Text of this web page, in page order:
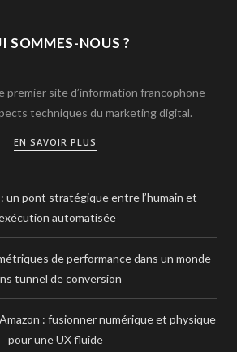
SOMMES-NOUS ?
premier site d’information francophone
techniques du marketing digital.
EN SAVOIR PLUS
: un pont stratégique entre l’humain et
automatisée
de performance dans un monde
tunnel de conversion
: fusionner numérique et physique
pour une UX fluide